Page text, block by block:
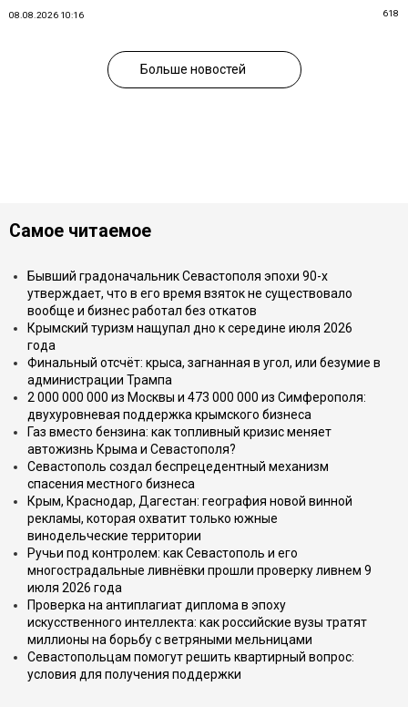
08.08.2026 10:16 618
Больше новостей
Самое читаемое
Бывший градоначальник Севастополя эпохи 90-х
утверждает, что в его время взяток не существовало
вообще и бизнес работал без откатов
Крымский туризм нащупал дно к середине июля 2026
года
Финальный отсчёт: крыса, загнанная в угол, или безумие в
администрации Трампа
2 000 000 000 из Москвы и 473 000 000 из Симферополя:
двухуровневая поддержка крымского бизнеса
Газ вместо бензина: как топливный кризис меняет
автожизнь Крыма и Севастополя?
Севастополь создал беспрецедентный механизм
спасения местного бизнеса
Крым, Краснодар, Дагестан: география новой винной
рекламы, которая охватит только южные
винодельческие территории
Ручьи под контролем: как Севастополь и его
многострадальные ливнёвки прошли проверку ливнем 9
июля 2026 года
Проверка на антиплагиат диплома в эпоху
искусственного интеллекта: как российские вузы тратят
миллионы на борьбу с ветряными мельницами
Севастопольцам помогут решить квартирный вопрос:
условия для получения поддержки